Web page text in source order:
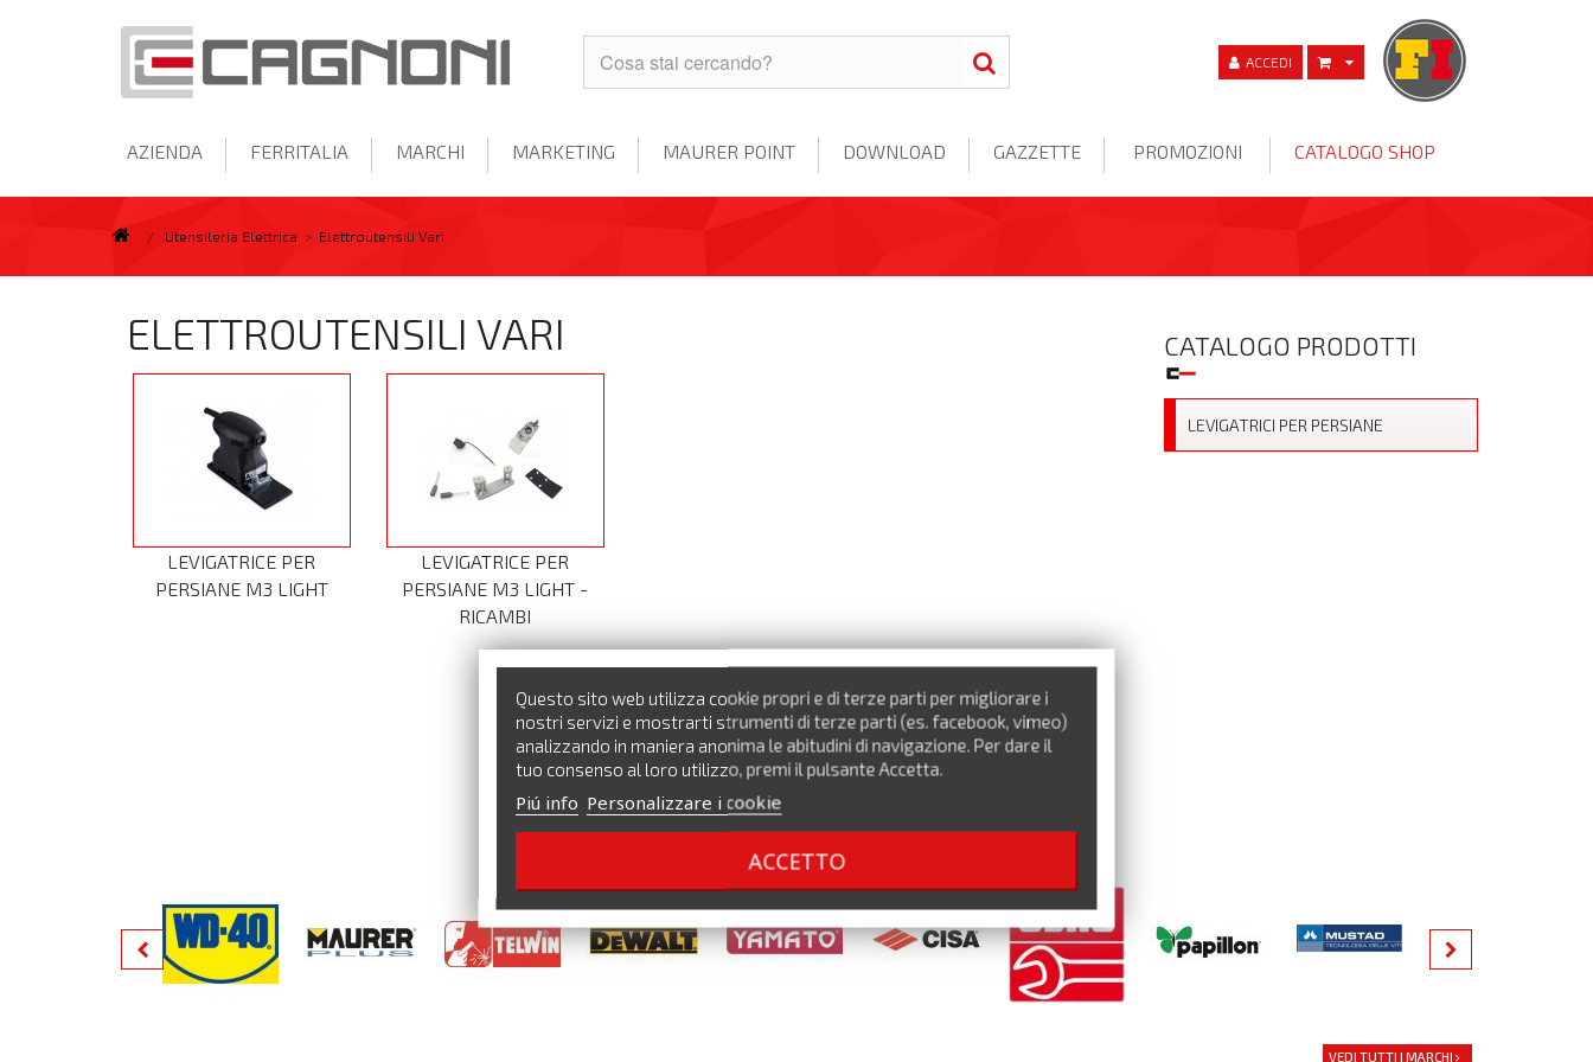
ACCEDI
AZIENDA FERRITALIA MARCHI MARKETING MAURER POINT DOWNLOAD GAZZETTE PROMOZIONI CATALOGO SHOP
/ Utensileria Elettrica > Elettroutensili Vari
ELETTROUTENSILI VARI
LEVIGATRICE PER
PERSIANE M3 LIGHT
LEVIGATRICE PER
PERSIANE M3 LIGHT -
RICAMBI
CATALOGO PRODOTTI
LEVIGATRICI PER PERSIANE
VEDI TUTTI I MARCHI
Questo sito web utilizza cookie propri e di terze parti per migliorare i
nostri servizi e mostrarti strumenti di terze parti (es. facebook, vimeo)
analizzando in maniera anonima le abitudini di navigazione. Per dare il
tuo consenso al loro utilizzo, premi il pulsante Accetta.
Piú info Personalizzare i cookie
ACCETTO